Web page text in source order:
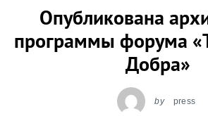
Опубликована
программы форума
Добра»
by press